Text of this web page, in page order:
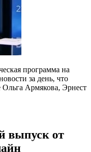
программа на
за день, что
Армякова, Эрнест
выпуск от